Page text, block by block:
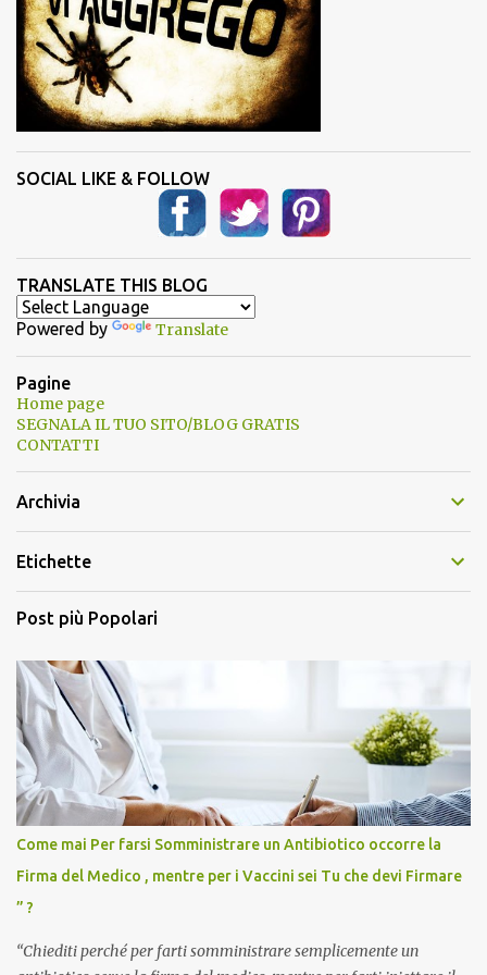
SOCIAL LIKE & FOLLOW
TRANSLATE THIS BLOG
Powered by Translate
Pagine
Home page
SEGNALA IL TUO SITO/BLOG GRATIS
CONTATTI
Archivia
Etichette
Post più Popolari
Come mai Per farsi Somministrare un Antibiotico occorre la
Firma del Medico , mentre per i Vaccini sei Tu che devi Firmare
” ?
“Chiediti perché per farti somministrare semplicemente un